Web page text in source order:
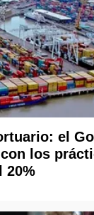
el
los
20%